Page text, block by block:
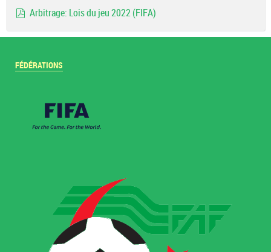
Arbitrage: Lois du jeu 2022 (FIFA)
FÉDÉRATIONS